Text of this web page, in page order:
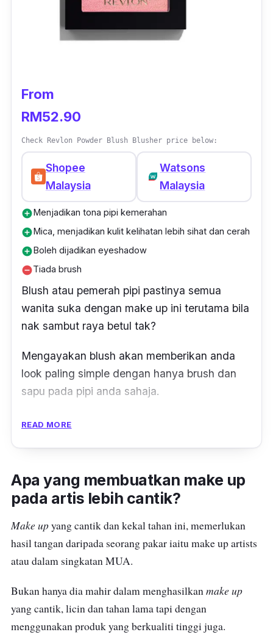
From
RM52.90
Check Revlon Powder Blush Blusher price below:
Shopee
Malaysia
Watsons
Malaysia
add_circleMenjadikan tona pipi kemerahan
add_circleMica, menjadikan kulit kelihatan lebih sihat dan cerah
add_circleBoleh dijadikan eyeshadow
remove_circleTiada brush
Blush atau pemerah pipi pastinya semua
wanita suka dengan make up ini terutama bila
nak sambut raya betul tak?
Mengayakan blush akan memberikan anda
look paling simple dengan hanya brush dan
sapu pada pipi anda sahaja.
Pastinya wajah anda kelihatan manis dan
Bahan seperti Mica dalamblusherini
menjadikan kulit lebihglowing, cerah dan
buatkan anda nampak lebih bermaya.
READ MORE
Apa yang membuatkan make up
pada artis lebih cantik?
Make upyang cantik dan kekal tahan ini, memerlukan
hasil tangan daripada seorang pakar iaitu make up artists
atau dalam singkatan MUA.
Bukan hanya dia mahir dalam menghasilkanmake up
yang cantik, licin dan tahan lama tapi dengan
menggunakan produk yang berkualiti tinggi juga.